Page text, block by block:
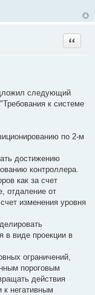
Цитата
следующий
к системе
по 2-м
достижению
контроллера.
как за счет
отдаление от
изменения уровня
в виде проекции в
ограничений,
пороговым
действия
к негативным